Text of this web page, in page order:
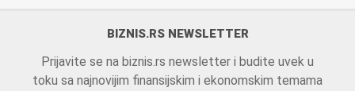
BIZNIS.RS NEWSLETTER
Prijavite se na biznis.rs newsletter i budite uvek u
toku sa najnovijim finansijskim i ekonomskim temama